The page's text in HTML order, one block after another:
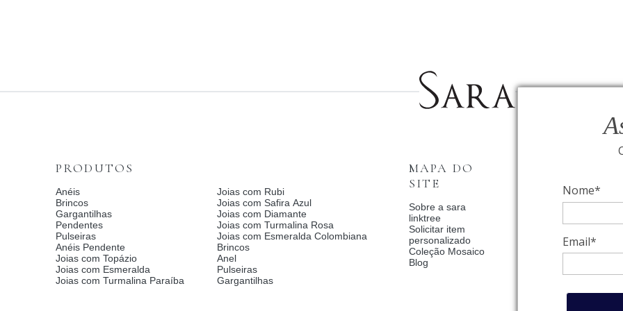
Nome*
Email*
Fale Conosco
Relógios BVLGARI
Condições de
Catalogo Dia Dos
Meus pedidos
MAPA DO
SITE
Sobre a sara
linktree
Solicitar item
personalizado
Blog
Coleção Mosaico
PRODUTOS
Anéis
Brincos
Gargantilhas
Pendentes
Pulseiras
Anéis Pendente
Joias com Topázio
Joias com Esmeralda
Joias com Turmalina Paraíba
Joias com Rubi
Joias com Safira Azul
Joias com Diamante
Joias com Turmalina Rosa
Joias com Esmeralda Colombiana
Brincos
Anel
Pulseiras
Gargantilhas